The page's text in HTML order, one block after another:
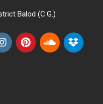
Balod (C.G.)